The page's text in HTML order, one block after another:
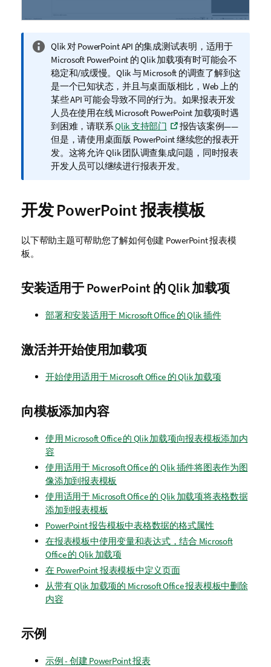
信
息
注
释
Qlik 对PowerPointAPI 的集成测试表明，适用于
Microsoft PowerPoint 的Qlik加载项有时可能会不
稳定和/或缓慢。 Qlik与 Microsoft 的调查了解到这
是一个已知状态，并且与桌面版相比，Web 上的
某些 API 可能会导致不同的行为。如果报表开发
人员在使用在线Microsoft PowerPoint 加载项时遇
到困难，请联系Qlik支持部门
报告该案例——
但是，请使用桌面版 PowerPoint继续您的报表开
发。这将允许Qlik团队调查集成问题，同时报表
开发人员可以继续进行报表开发。
开发PowerPoint报表模板
以下帮助主题可帮助您了解如何创建 PowerPoint报表模
板。
安装适用于PowerPoint的Qlik加载项
部署和安装适用于 Microsoft Office 的 Qlik 插件
激活并开始使用加载项
开始使用适用于 Microsoft Office 的 Qlik 加载项
向模板添加内容
使用 Microsoft Office 的 Qlik 加载项向报表模板添加内
容
使用适用于 Microsoft Office 的 Qlik 插件将图表作为图
像添加到报表模板
使用适用于 Microsoft Office 的 Qlik 加载项将表格数据
添加到报表模板
PowerPoint 报告模板中表格数据的格式属性
在报表模板中使用变量和表达式，结合 Microsoft
Office 的 Qlik 加载项
在 PowerPoint 报表模板中定义页面
从带有 Qlik 加载项的 Microsoft Office 报表模板中删除
内容
示例
示例 - 创建 PowerPoint 报表